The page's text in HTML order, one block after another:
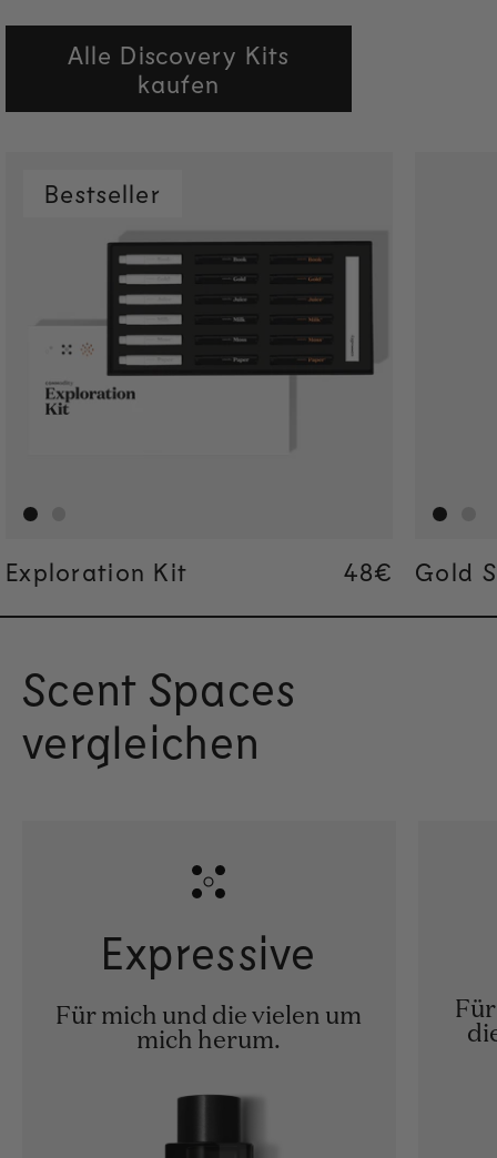
Alle Discovery Kits
kaufen
Bestseller
Exploration Kit Regular
48€
Regular
48€ Gold
Scent Spaces
vergleichen
Expressive
Für mich und die vielen um
mich herum.